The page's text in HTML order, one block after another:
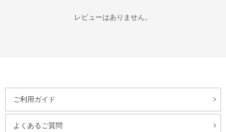
レビューはありません。
ご利用ガイド
よくあるご質問